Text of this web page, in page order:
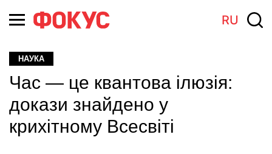
RU
НАУКА
Час — це квантова ілюзія:
докази знайдено у
крихітному Всесвіті